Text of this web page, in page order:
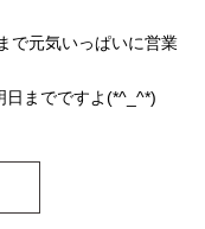
で元気いっぱいに営業
日までですよ(*^_^*)